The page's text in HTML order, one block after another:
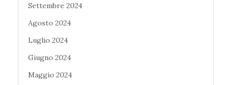
Settembre 2024
Agosto 2024
Luglio 2024
Giugno 2024
Maggio 2024